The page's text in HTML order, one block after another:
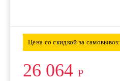
Цена со скидкой за самовывоз:
26 064 Р